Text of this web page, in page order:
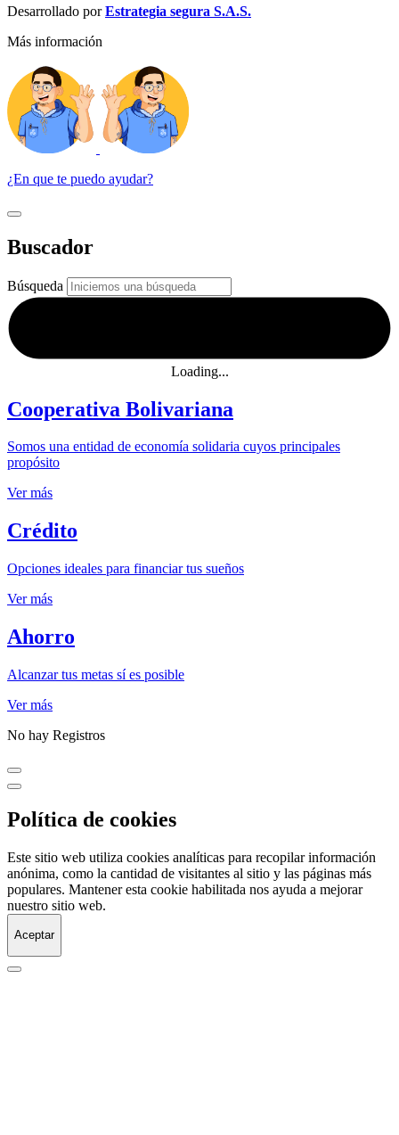
Desarrollado porEstrategia segura S.A.S.
Más información
¿En que te puedo ayudar?
Buscador
Búsqueda
Loading...
Cooperativa Bolivariana
Somos una entidad de economía solidaria cuyos principales
propósito
Ver más
Crédito
Opciones ideales para financiar tus sueños
Ver más
Ahorro
Alcanzar tus metas sí es posible
Ver más
No hay Registros
Política de cookies
Este sitio web utiliza cookies analíticas para recopilar información
anónima, como la cantidad de visitantes al sitio y las páginas más
populares. Mantener esta cookie habilitada nos ayuda a mejorar
nuestro sitio web.
Aceptar